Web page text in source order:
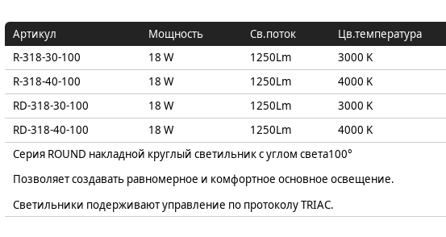
Артикул Мощность Св.поток Цв.температура
R-318-30-100
18 W 1250Lm 3000 K
R-318-40-100
18 W 1250Lm 4000 K
RD-318-30-100
18 W 1250Lm 3000 K
RD-318-40-100
18 W 1250Lm 4000 K
Серия ROUND накладной круглый светильник с углом света100°
Позволяет создавать равномерное и комфортное основное освещение.
Светильники подерживают управление по протоколу TRIAC.